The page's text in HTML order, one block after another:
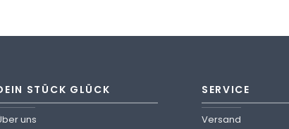
STÜCK GLÜCK
uns
SERVICE
Versand